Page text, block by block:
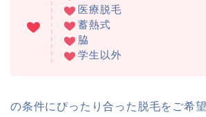
医療脱毛
蓄熱式
脇
学生以外
の条件にぴったり合った脱毛をご希